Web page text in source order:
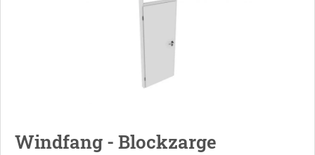
Windfang - Blockzarge